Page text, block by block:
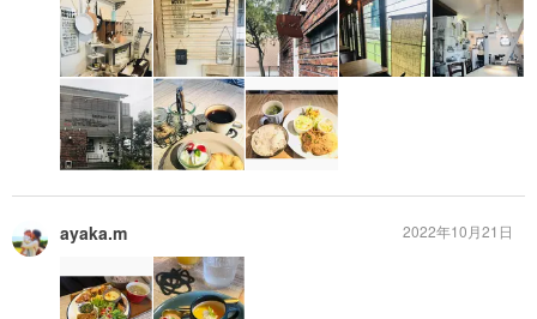
ayaka.m 2022年10月21日